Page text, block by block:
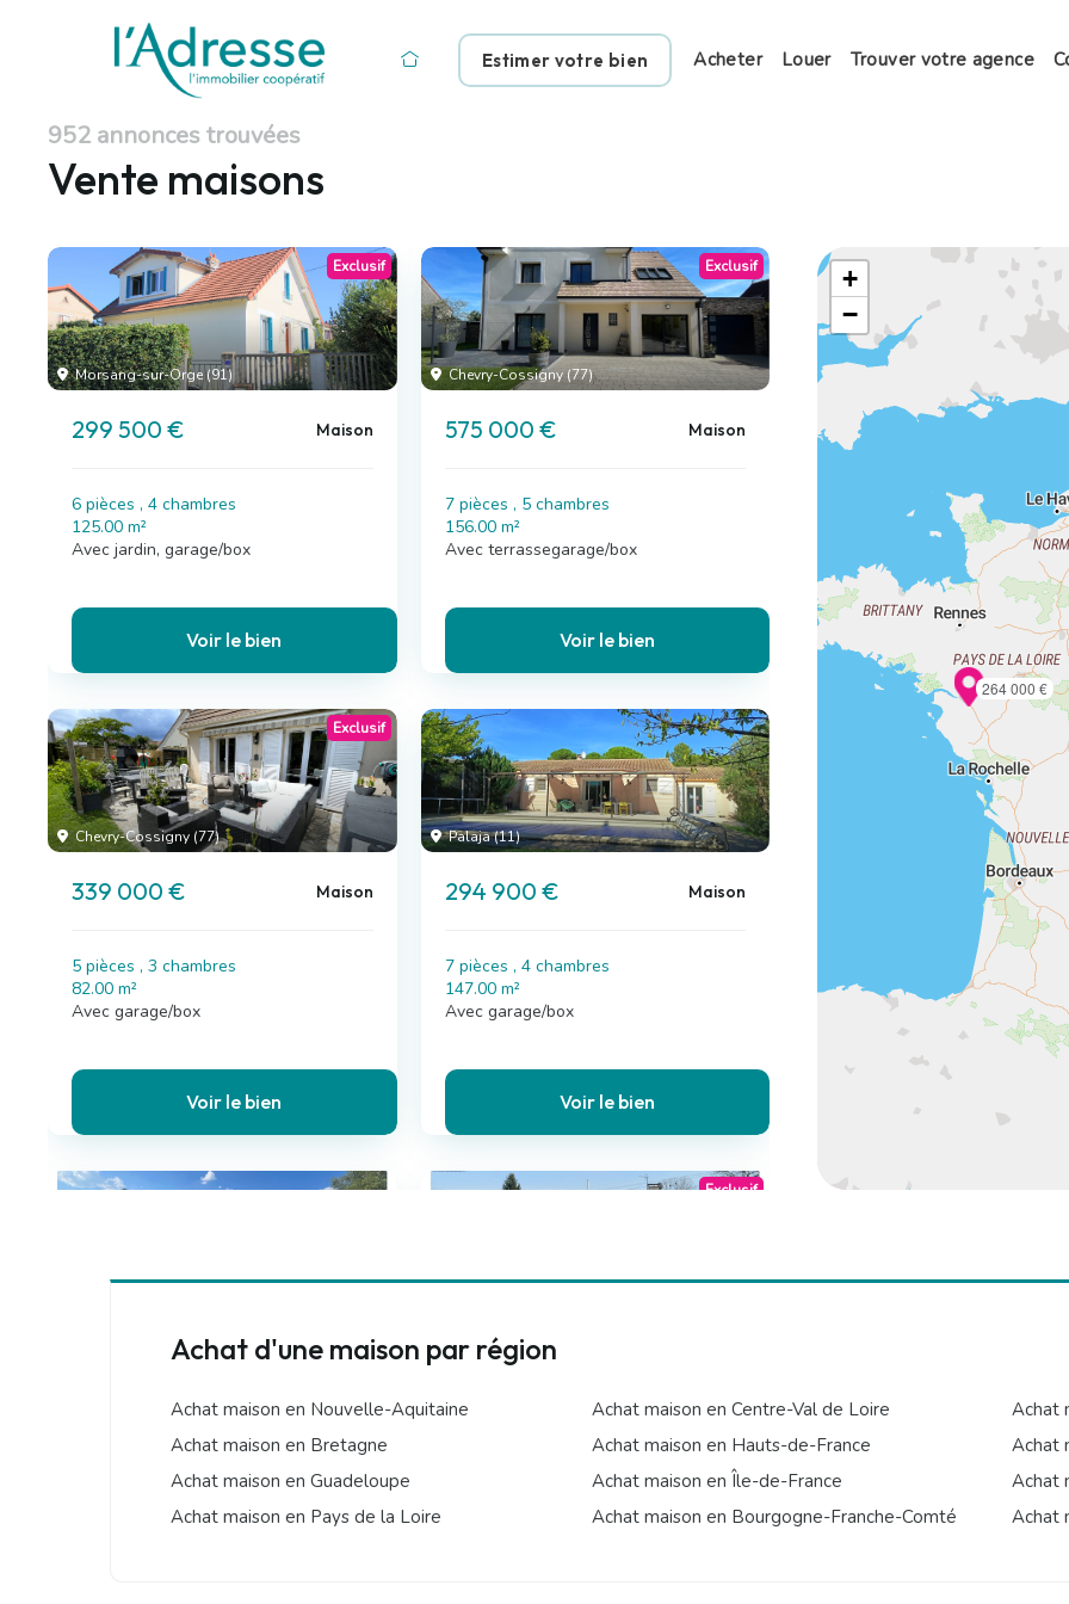
Estimer votre bien Acheter Louer Trouver votre agence
952 annonces trouvées
Vente maisons
Morsang-sur-Orge (91)
Exclusif
299 500 € Maison
6 pièces , 4 chambres
125.00 m²
Avec jardin, garage/box
Voir le bien
Chevry-Cossigny (77)
Exclusif
575 000 € Maison
7 pièces , 5 chambres
156.00 m²
Avec terrassegarage/box
Voir le bien
Chevry-Cossigny (77)
Exclusif
339 000 € Maison
5 pièces , 3 chambres
82.00 m²
Avec garage/box
Voir le bien
Palaja (11)
294 900 € Maison
7 pièces , 4 chambres
147.00 m²
Avec garage/box
Voir le bien
499 000 € Maison
Avec terrassegarage/box
Exclusif
267 000 €
Avec terrassegarage/box
264 000 €
+
−
Achat d'une maison par région
Achat maison en Nouvelle-Aquitaine Achat maison en Centre-Val de Loire
Achat
Achat maison en Bretagne
Achat maison en Hauts-de-France
Achat
Achat maison en Guadeloupe
Achat maison en Île-de-France
Achat
Achat maison en Pays de la Loire
Achat maison en Bourgogne-Franche-Comté Achat